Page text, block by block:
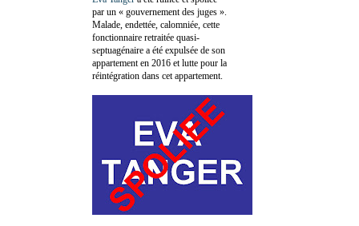
par un « gouvernement des juges ».
Malade, endettée, calomniée, cette
fonctionnaire retraitée quasi-
septuagénaire a été expulsée de son
appartement en 2016 et lutte pour la
réintégration dans cet appartement.